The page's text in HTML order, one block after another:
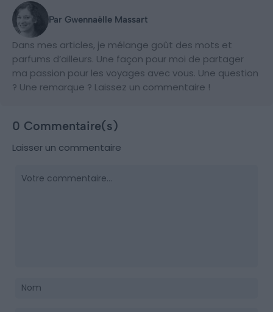
Par Gwennaëlle Massart
Dans mes articles, je mélange goût des mots et
parfums d’ailleurs. Une façon pour moi de partager
ma passion pour les voyages avec vous. Une question
? Une remarque ? Laissez un commentaire !
0 Commentaire(s)
Laisser un commentaire